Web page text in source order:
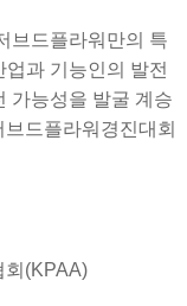
브드플라워만의 특
과 기능인의 발전
가능성을 발굴 계승
브드플라워경진대회
회(KPAA)